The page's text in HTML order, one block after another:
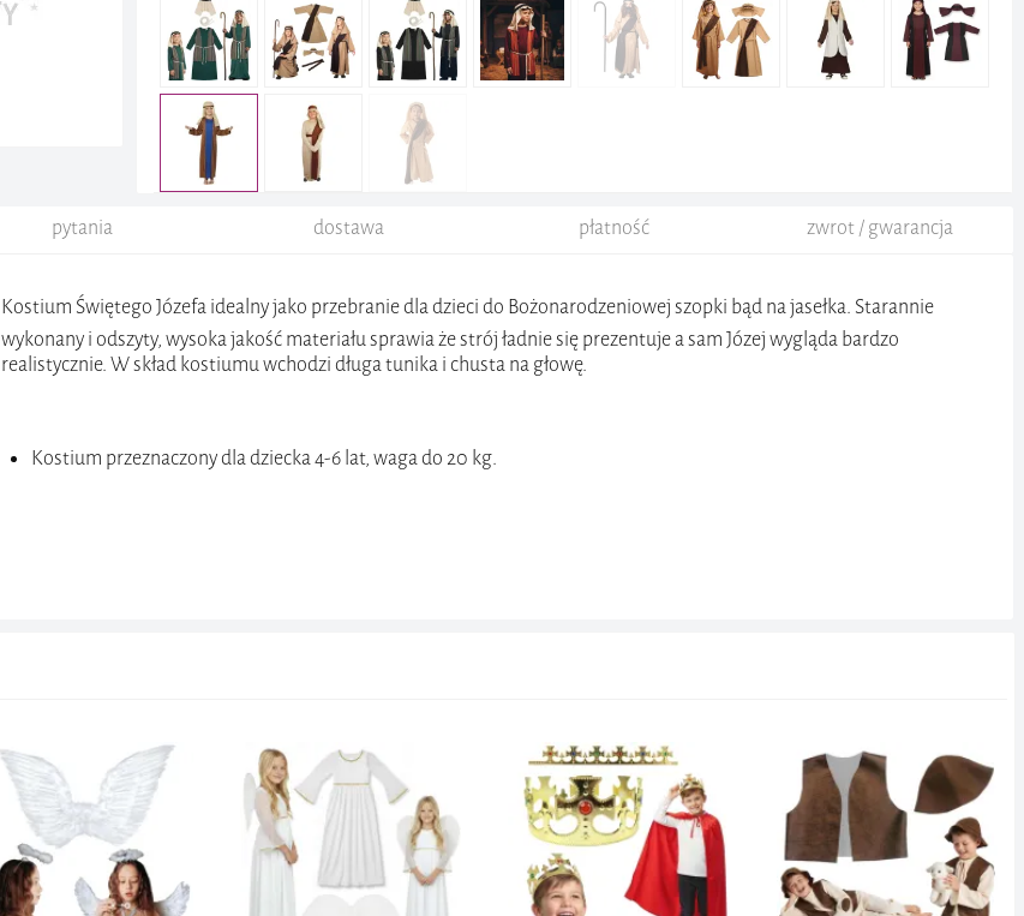
pytania dostawa płatność zwrot / gwarancja
Kostium Świętego Józefa idealny jako przebranie dla dzieci do Bożonarodzeniowej szopki bąd na jasełka. Starannie
wykonany i odszyty, wysoka jakość materiału sprawia że strój ładnie się prezentuje a sam Józej wygląda bardzo
realistycznie. W skład kostiumu wchodzi długa tunika i chusta na głowę.
Kostium przeznaczony dla dziecka 4-6 lat, waga do 20 kg.